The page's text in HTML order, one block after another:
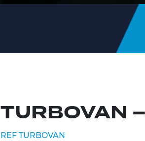
TURBOVAN
REF TURBOVAN